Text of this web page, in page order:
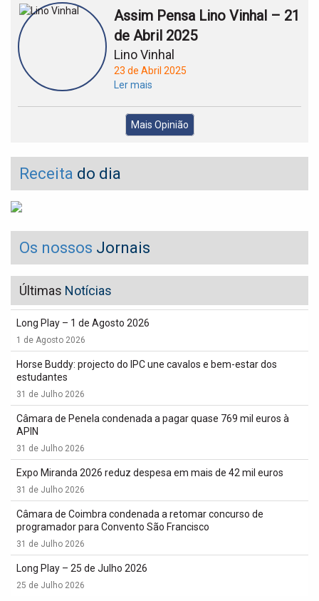
Assim Pensa Lino Vinhal – 21
de Abril 2025
Lino Vinhal
23 de Abril 2025
Ler mais
Mais Opinião
Receita do dia
Os nossos Jornais
Últimas Notícias
Long Play – 1 de Agosto 2026
1 de Agosto 2026
Horse Buddy: projecto do IPC une cavalos e bem-estar dos
estudantes
31 de Julho 2026
Câmara de Penela condenada a pagar quase 769 mil euros à
APIN
31 de Julho 2026
Expo Miranda 2026 reduz despesa em mais de 42 mil euros
31 de Julho 2026
Câmara de Coimbra condenada a retomar concurso de
programador para Convento São Francisco
31 de Julho 2026
Long Play – 25 de Julho 2026
25 de Julho 2026